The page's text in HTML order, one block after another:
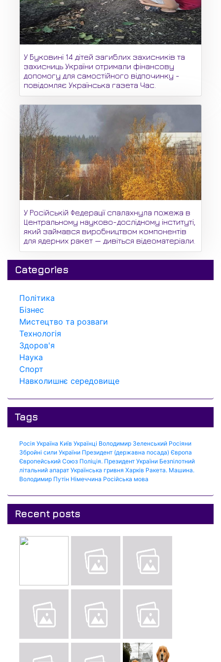
У Буковині 14 дітей загиблих захисників та
захисниць України отримали фінансову
допомогу для самостійного відпочинку -
повідомляє Українська газета Час.
У Російській Федерації спалахнула пожежа в
Центральному науково-дослідному інституті,
який займався виробництвом компонентів
для ядерних ракет — дивіться відеоматеріали.
Categories
Політика
Бізнес
Мистецтво та розваги
Технологія
Здоров'я
Наука
Спорт
Навколишнє середовище
Tags
Росія Україна Київ Українці Володимир Зеленський Росіяни
Збройні сили України Президент (державна посада) Європа
Європейський Союз Поліція. Президент України Безпілотний
літальний апарат Українська гривня Харків Ракета. Машина.
Володимир Путін Німеччина Російська мова
Recent posts